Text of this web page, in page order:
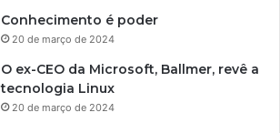
Conhecimento é poder
20 de março de 2024
O ex-CEO da Microsoft, Ballmer, revê a
tecnologia Linux
20 de março de 2024